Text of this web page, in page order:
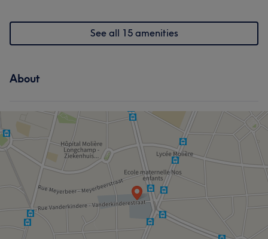
See all 15 amenities
About